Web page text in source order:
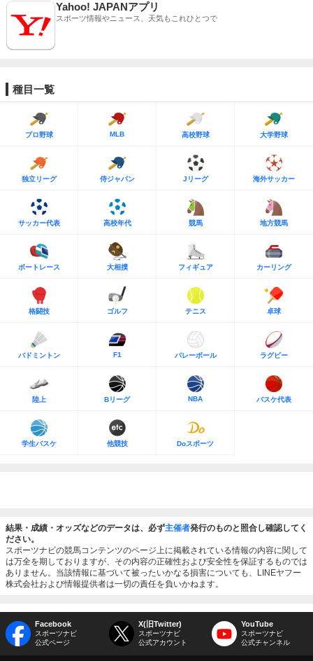
Yahoo! JAPANアプリ
スポーツ情報やニュース、天気もこれひとつで
種目一覧
プロ野球 MLB 高校野球 大学野球
独立リーグ 侍ジャパン Jリーグ 海外サッカー
サッカー代表 高校年代 競馬 地方競馬
ボートレース 大相撲 フィギュア カーリング
格闘技 ゴルフ テニス 卓球
バドミントン F1 バレーボール ラグビー
陸上 Bリーグ NBA バスケ代表
学生バスケ 他競技 Doスポーツ
結果・成績・オッズなどのデータは、必ず主催者発行のものと照合し確認してく
ださい。
スポーツナビの競馬コンテンツのページ上に掲載されている情報の内容に関して
は万全を期しておりますが、その内容の正確性および安全性を保証するものでは
ありません。当該情報に基づいて被ったいかなる損害についても、LINEヤフー
株式会社および情報提供者は一切の責任を負いかねます。
Facebook
スポーツナビ
公式ページ
X(旧Twitter)
スポーツナビ
公式アカウント
YouTube
スポーツナビ
公式チャンネル